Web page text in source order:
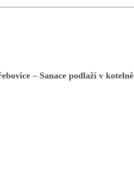
– Sanace podlaží v kotelně